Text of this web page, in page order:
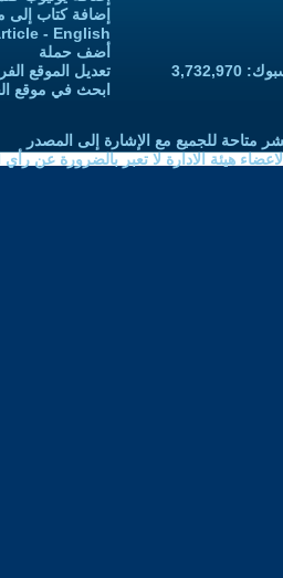
إضافة كتاب إلى
- English
أضف حملة
تعديل الموقع
ابحث في موقع
متاحة للجميع مع الإشارة إلى المصدر
هيئة الادارة لا تعبر بالضرورة عن رأي